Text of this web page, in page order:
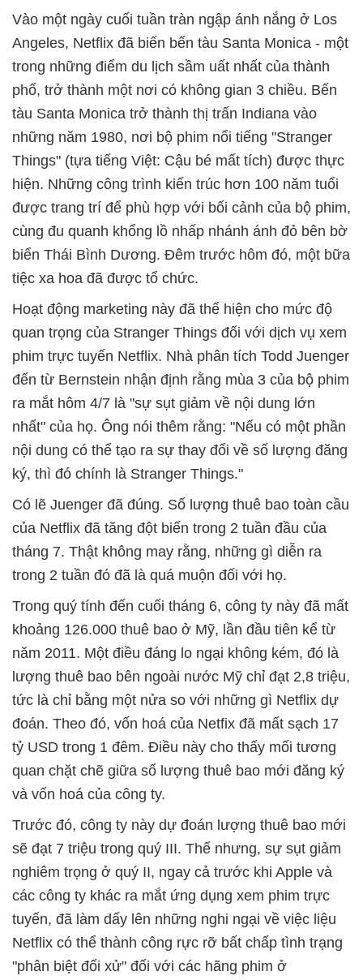
Vào một ngày cuối tuần tràn ngập ánh nắng ở Los
Angeles, Netflix đã biến bến tàu Santa Monica - một
trong những điểm du lịch sầm uất nhất của thành
phố, trở thành một nơi có không gian 3 chiều. Bến
tàu Santa Monica trở thành thị trấn Indiana vào
những năm 1980, nơi bộ phim nổi tiếng "Stranger
Things" (tựa tiếng Việt: Cậu bé mất tích) được thực
hiện. Những công trình kiến trúc hơn 100 năm tuổi
được trang trí để phù hợp với bối cảnh của bộ phim,
cùng đu quanh khổng lồ nhấp nhánh ánh đỏ bên bờ
biển Thái Bình Dương. Đêm trước hôm đó, một bữa
tiệc xa hoa đã được tổ chức.
Hoạt động marketing này đã thể hiện cho mức độ
quan trọng của Stranger Things đối với dịch vụ xem
phim trực tuyến Netflix. Nhà phân tích Todd Juenger
đến từ Bernstein nhận định rằng mùa 3 của bộ phim
ra mắt hôm 4/7 là "sự sụt giảm về nội dung lớn
nhất" của họ. Ông nói thêm rằng: "Nếu có một phần
nội dung có thể tạo ra sự thay đổi về số lượng đăng
ký, thì đó chính là Stranger Things."
Có lẽ Juenger đã đúng. Số lượng thuê bao toàn cầu
của Netflix đã tăng đột biến trong 2 tuần đầu của
tháng 7. Thật không may rằng, những gì diễn ra
trong 2 tuần đó đã là quá muộn đối với họ.
Trong quý tính đến cuối tháng 6, công ty này đã mất
khoảng 126.000 thuê bao ở Mỹ, lần đầu tiên kể từ
năm 2011. Một điều đáng lo ngại không kém, đó là
lượng thuê bao bên ngoài nước Mỹ chỉ đạt 2,8 triệu,
tức là chỉ bằng một nửa so với những gì Netflix dự
đoán. Theo đó, vốn hoá của Netfix đã mất sạch 17
tỷ USD trong 1 đêm. Điều này cho thấy mối tương
quan chặt chẽ giữa số lượng thuê bao mới đăng ký
và vốn hoá của công ty.
Trước đó, công ty này dự đoán lượng thuê bao mới
sẽ đạt 7 triệu trong quý III. Thế nhưng, sự sụt giảm
nghiêm trọng ở quý II, ngay cả trước khi Apple và
các công ty khác ra mắt ứng dụng xem phim trực
tuyến, đã làm dấy lên những nghi ngại về việc liệu
Netflix có thể thành công rực rỡ bất chấp tình trạng
"phân biệt đối xử" đối với các hãng phim ở